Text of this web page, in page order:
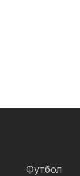
Футбол